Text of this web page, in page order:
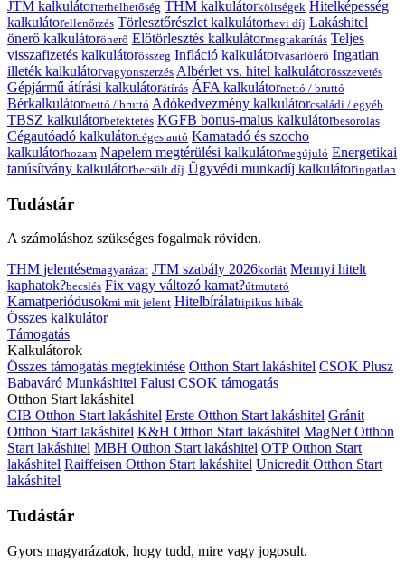
JTM kalkulátorterhelhetőség THM kalkulátorköltségek Hitelképesség
kalkulátorellenőrzés Törlesztőrészlet kalkulátorhavi díj Lakáshitel
önerő kalkulátorönerő Előtörlesztés kalkulátormegtakarítás Teljes
visszafizetés kalkulátorösszeg Infláció kalkulátorvásárlóerő Ingatlan
illeték kalkulátorvagyonszerzés Albérlet vs. hitel kalkulátorösszevetés
Gépjármű átírási kalkulátorátírás ÁFA kalkulátornettó / bruttó
Bérkalkulátornettó / bruttó Adókedvezmény kalkulátorcsaládi / egyéb
TBSZ kalkulátorbefektetés KGFB bonus-malus kalkulátorbesorolás
Cégautóadó kalkulátorcéges autó Kamatadó és szocho
kalkulátorhozam Napelem megtérülési kalkulátormegújuló Energetikai
tanúsítvány kalkulátorbecsült díj Ügyvédi munkadíj kalkulátoringatlan
Tudástár
A számoláshoz szükséges fogalmak röviden.
THM jelentésemagyarázat JTM szabály 2026korlát Mennyi hitelt
kaphatok?becslés Fix vagy változó kamat?útmutató
Kamatperiódusokmi mit jelent Hitelbírálattipikus hibák
Összes kalkulátor
Támogatás
Kalkulátorok
Összes támogatás megtekintése Otthon Start lakáshitel CSOK Plusz
Babaváró Munkáshitel Falusi CSOK támogatás
Otthon Start lakáshitel
CIB Otthon Start lakáshitel Erste Otthon Start lakáshitel Gránit
Otthon Start lakáshitel K&H Otthon Start lakáshitel MagNet Otthon
Start lakáshitel MBH Otthon Start lakáshitel OTP Otthon Start
lakáshitel Raiffeisen Otthon Start lakáshitel Unicredit Otthon Start
lakáshitel
Tudástár
Gyors magyarázatok, hogy tudd, mire vagy jogosult.